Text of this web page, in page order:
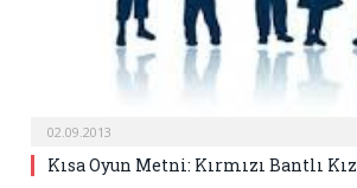
02.09.2013
Kısa Oyun Metni: Kırmızı Bantlı Kız